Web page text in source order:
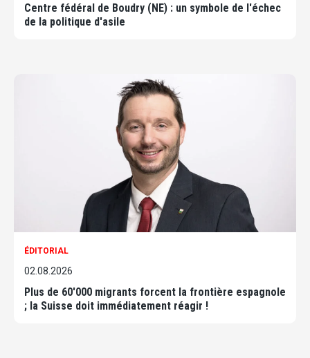
Centre fédéral de Boudry (NE) : un symbole de l'échec
de la politique d'asile
ÉDITORIAL
02.08.2026
Plus de 60'000 migrants forcent la frontière espagnole
; la Suisse doit immédiatement réagir !